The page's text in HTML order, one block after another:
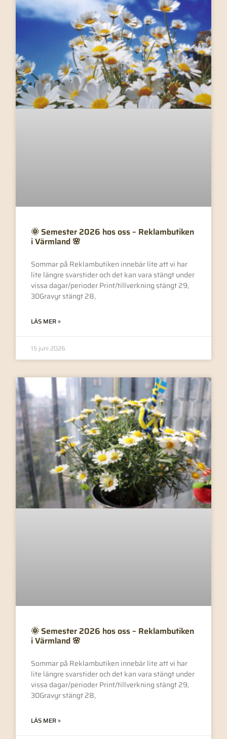
🌞 Semester 2026 hos oss – Reklambutiken
i Värmland 🌸
Sommar på Reklambutiken innebär lite att vi har
lite längre svarstider och det kan vara stängt under
vissa dagar/perioder Print/tillverkning stängt 29,
30Gravyr stängt 28,
LÄS MER »
15 juni 2026
🌞 Semester 2026 hos oss – Reklambutiken
i Värmland 🌸
Sommar på Reklambutiken innebär lite att vi har
lite längre svarstider och det kan vara stängt under
vissa dagar/perioder Print/tillverkning stängt 29,
30Gravyr stängt 28,
LÄS MER »